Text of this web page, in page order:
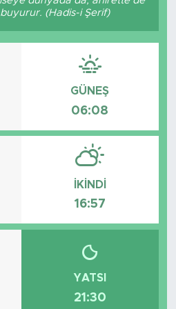
buyurur. (Hadis-i Şerif)
GÜNEŞ
06:08
İKINDI
16:57
YATSI
21:30